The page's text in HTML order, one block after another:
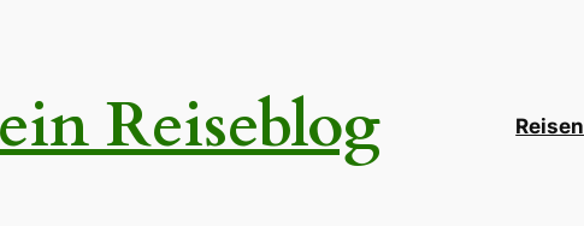
Reiseblog Reisen